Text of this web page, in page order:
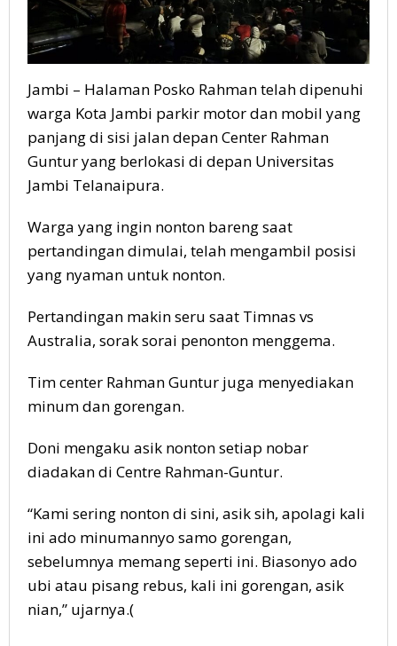
Jambi – Halaman Posko Rahman telah dipenuhi
warga Kota Jambi parkir motor dan mobil yang
panjang di sisi jalan depan Center Rahman
Guntur yang berlokasi di depan Universitas
Jambi Telanaipura.
Warga yang ingin nonton bareng saat
pertandingan dimulai, telah mengambil posisi
yang nyaman untuk nonton.
Pertandingan makin seru saat Timnas vs
Australia, sorak sorai penonton menggema.
Tim center Rahman Guntur juga menyediakan
minum dan gorengan.
Doni mengaku asik nonton setiap nobar
diadakan di Centre Rahman-Guntur.
“Kami sering nonton di sini, asik sih, apolagi kali
ini ado minumannyo samo gorengan,
sebelumnya memang seperti ini. Biasonyo ado
ubi atau pisang rebus, kali ini gorengan, asik
nian,” ujarnya.(